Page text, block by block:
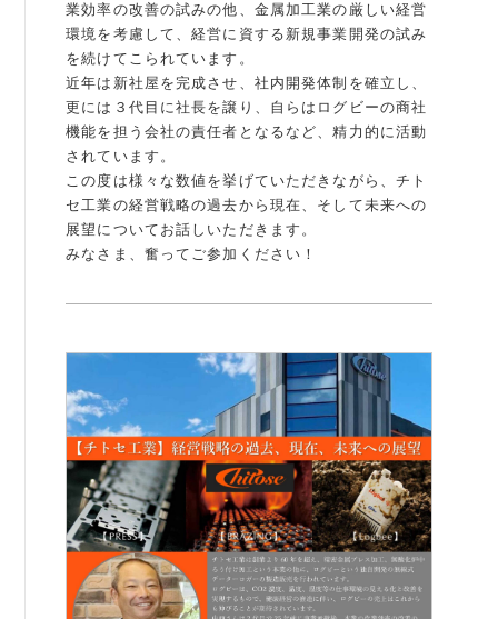
同友会の地域づくり
産官学連携
障がい者雇用
キャリア教育
入会案内
入会案内
よくある質問
事務局
事務局のご案内
業効率の改善の試みの他、金属加工業の厳しい経営
環境を考慮して、経営に資する新規事業開発の試み
を続けてこられています。
近年は新社屋を完成させ、社内開発体制を確立し、
更には３代目に社長を譲り、自らはログビーの商社
機能を担う会社の責任者となるなど、精力的に活動
されています。
この度は様々な数値を挙げていただきながら、チト
セ工業の経営戦略の過去から現在、そして未来への
展望についてお話しいただきます。
みなさま、奮ってご参加ください！